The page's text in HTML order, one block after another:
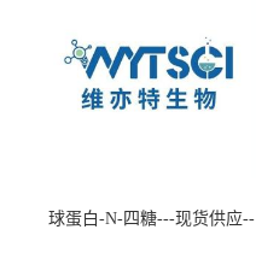
球蛋白-N-四糖---现货供应--